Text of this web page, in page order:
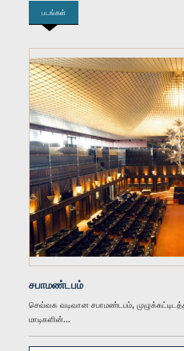
கௌரவ (திருமதி) கெளரவ
கௌரவ ஹரின்
படங்கள்
சபாமண்டபம்
செவ்வக வடிவான சபாமண்டபம்,
மாடிகளின்...